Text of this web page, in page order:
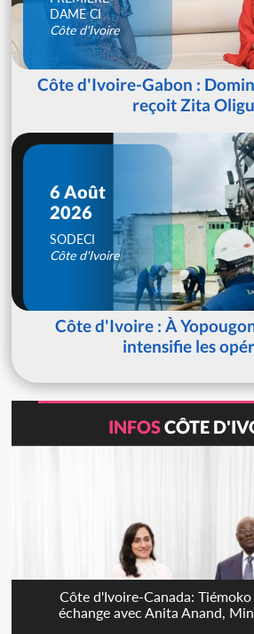
DAME CI
Côte d'Ivoire
Côte d'Ivoire-Gabon :
reçoit Zita
6 Août
2026
SODECI
Côte d'Ivoire
Côte d'Ivoire : À
intensifie les
INFOSCÔTE
Côte d'Ivoire-Canada:
échange avec Anita Anand,